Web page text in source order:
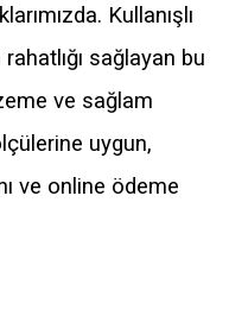
Kullanışlı
sağlayan bu
ve sağlam
uygun,
ve online ödeme